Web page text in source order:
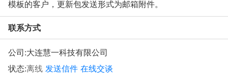
模板的客户，更新包发送形式为邮箱附件。
联系方式
公司:大连慧一科技有限公司
状态:离线 发送信件 在线交谈